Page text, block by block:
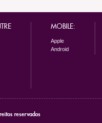
MOBILE:
Apple
Android
reservados